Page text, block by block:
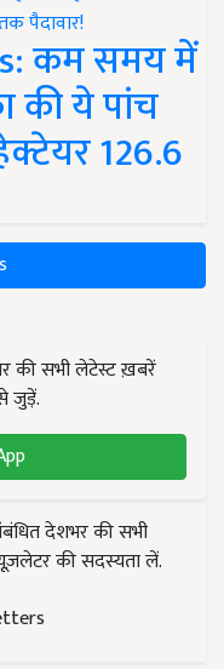
कम समय में
की ये पांच
126.6
की सभी लेटेस्ट ख़बरें
जुड़ें.
देशभर की सभी
की सदस्यता लें.